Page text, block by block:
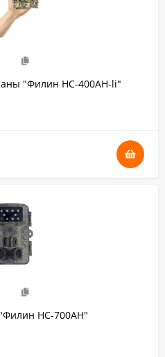
"Филин HC-400AH-li"
HC-700AH"